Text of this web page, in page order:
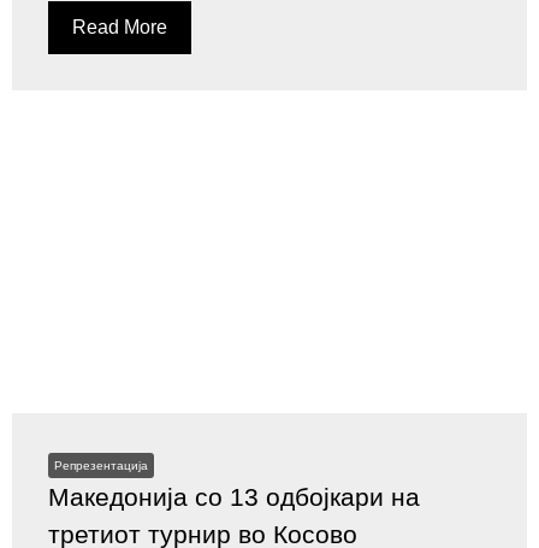
Read More
Репрезентација
Македонија со 13 одбојкари на
третиот турнир во Косово